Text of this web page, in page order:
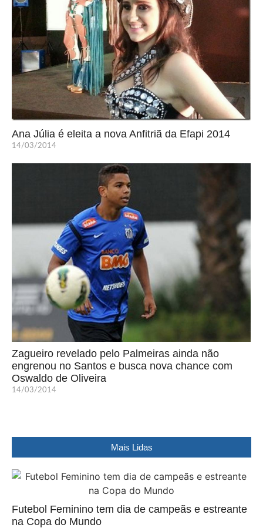
Ana Júlia é eleita a nova Anfitriã da Efapi 2014
14/03/2014
Zagueiro revelado pelo Palmeiras ainda não
engrenou no Santos e busca nova chance com
Oswaldo de Oliveira
14/03/2014
Mais Lidas
Futebol Feminino tem dia de campeãs e estreante
na Copa do Mundo